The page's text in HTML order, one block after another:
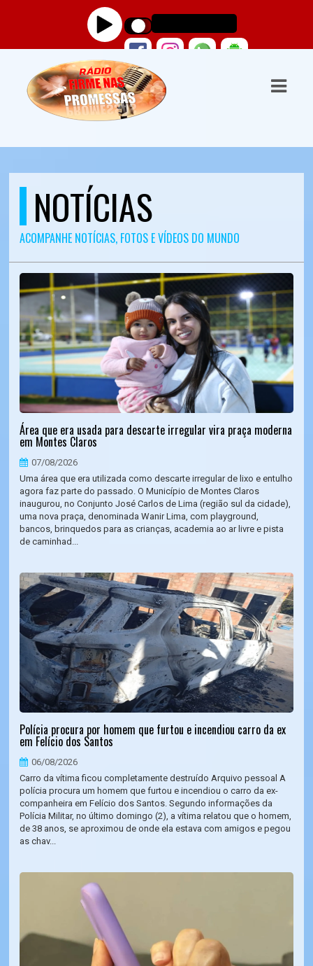
NOTÍCIAS
ACOMPANHE NOTÍCIAS, FOTOS E VÍDEOS DO MUNDO
Área que era usada para descarte irregular vira praça moderna
em Montes Claros
07/08/2026
Uma área que era utilizada como descarte irregular de lixo e entulho
agora faz parte do passado. O Município de Montes Claros
inaugurou, no Conjunto José Carlos de Lima (região sul da cidade),
uma nova praça, denominada Wanir Lima, com playground,
bancos, brinquedos para as crianças, academia ao ar livre e pista
de caminhad...
Polícia procura por homem que furtou e incendiou carro da ex
em Felício dos Santos
06/08/2026
Carro da vítima ficou completamente destruído Arquivo pessoal A
polícia procura um homem que furtou e incendiou o carro da ex-
companheira em Felício dos Santos. Segundo informações da
Polícia Militar, no último domingo (2), a vítima relatou que o homem,
de 38 anos, se aproximou de onde ela estava com amigos e pegou
as chav...